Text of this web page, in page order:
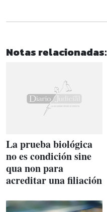
Notas relacionadas:
La prueba biológica
no es condición sine
qua non para
acreditar una filiación